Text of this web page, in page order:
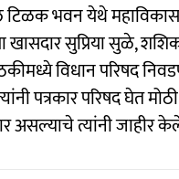
भवन येथे महाविकास
खासदार सुप्रिया सुळे,
विधान परिषद
पत्रकार परिषद घेत
असल्याचे त्यांनी जाहीर